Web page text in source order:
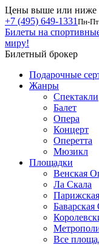
Цены выше или ниже
+7 (495) 649-1331 Пн-
Билеты на
миру!
Билетный брокер
Подарочные
Жанры
Спектакли
Балет
Опера
Концерт
Оперетта
Мюзикл
Площадки
Венская
Ла Скала
Баварская
Все